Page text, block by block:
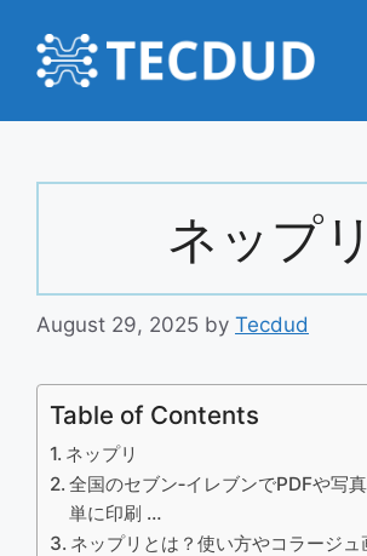
content
ネップリ
August 29, 2025 by Tecdud
Table of Contents
ネップリ
全国のセブン‐イレブンでPDFや写
単に印刷 …
ネップリとは？使い方やコラージュ